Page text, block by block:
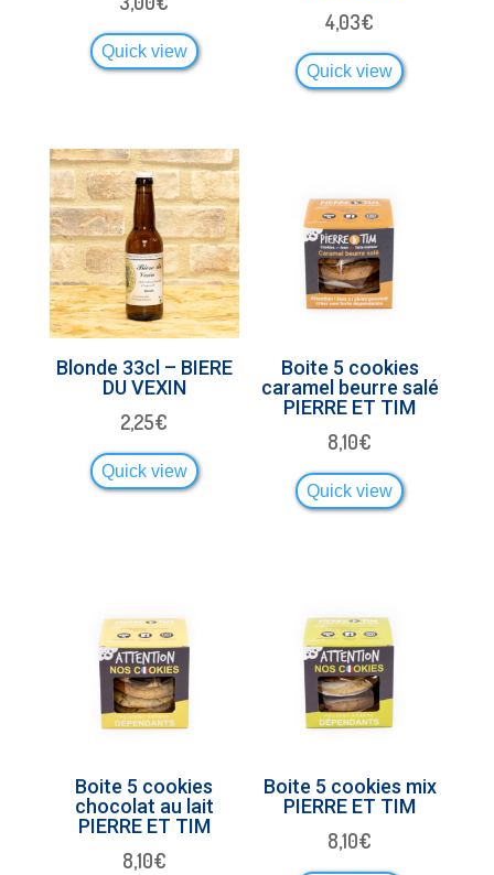
Quick view
4,03€
Quick view
Blonde 33cl – BIERE
DU VEXIN
2,25€
Quick view
Boite 5 cookies
caramel beurre salé
PIERRE ET TIM
8,10€
Quick view
Boite 5 cookies
chocolat au lait
PIERRE ET TIM
8,10€
Boite 5 cookies mix
PIERRE ET TIM
8,10€